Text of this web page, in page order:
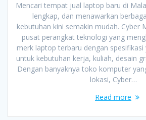
Mencari tempat jual laptop baru di
lengkap, dan menawarkan
kebutuhan kini semakin mudah. Cyber
pusat perangkat teknologi yang
merk laptop terbaru dengan
untuk kebutuhan kerja, kuliah, desain
Dengan banyaknya toko komputer
lokasi, Cyber…
Read more